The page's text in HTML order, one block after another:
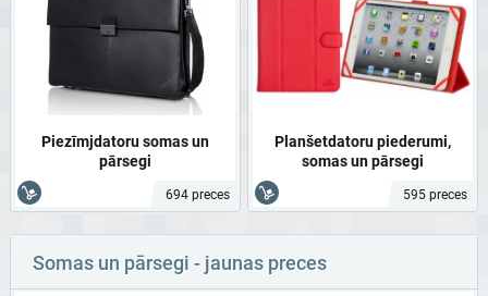
Piezīmjdatoru somas un
pārsegi
694 preces
Planšetdatoru piederumi,
somas un pārsegi
595 preces
Somas un pārsegi - jaunas preces